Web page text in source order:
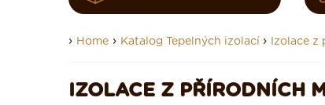
› Home › Katalog Tepelných izolací › Izolace
IZOLACE Z PŘÍRODNÍCH